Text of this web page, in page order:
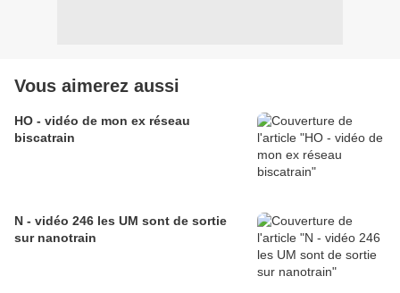
Vous aimerez aussi
HO - vidéo de mon ex réseau
biscatrain
N - vidéo 246 les UM sont de sortie
sur nanotrain